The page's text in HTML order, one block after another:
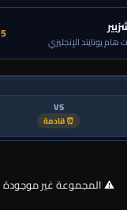
يونايتد الإنجليزي 5 ملايين دولا
VS
⏰ قادمة
⚠️ المجموعة غير موجودة